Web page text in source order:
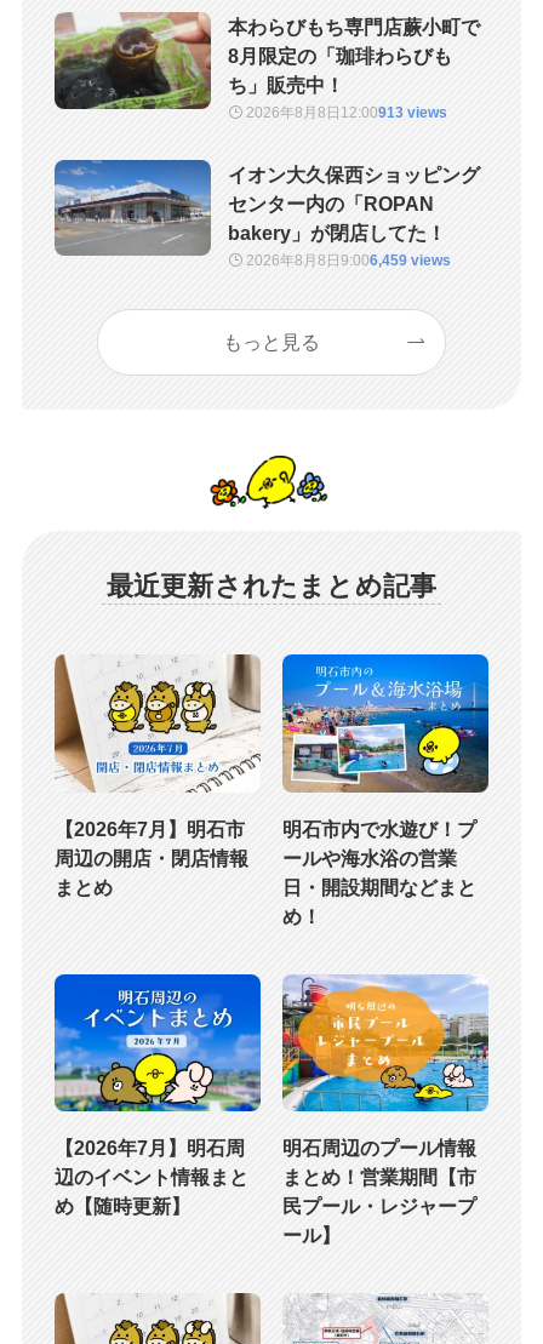
本わらびもち専門店蕨小町で
8月限定の「珈琲わらびも
ち」販売中！
2026年8月8日 12:00913 views
イオン大久保西ショッピング
センター内の「ROPAN
bakery」が閉店してた！
2026年8月8日 9:006,459 views
もっと見る
最近更新されたまとめ記事
【2026年7月】明石市
周辺の開店・閉店情報
まとめ
明石市内で水遊び！プ
ールや海水浴の営業
日・開設期間などまと
め！
【2026年7月】明石周
辺のイベント情報まと
め【随時更新】
明石周辺のプール情報
まとめ！営業期間【市
民プール・レジャープ
ール】